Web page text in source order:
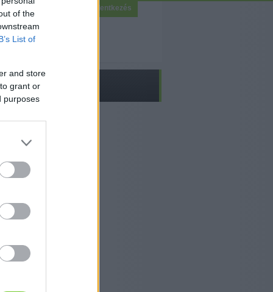
of the
List of
and store
grant or
purposes
Bejelentkezés